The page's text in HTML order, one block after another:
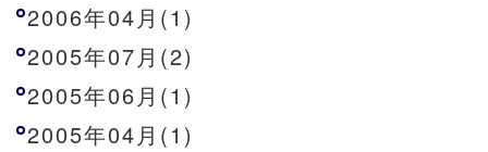
2006年04月(1)
2005年07月(2)
2005年06月(1)
2005年04月(1)